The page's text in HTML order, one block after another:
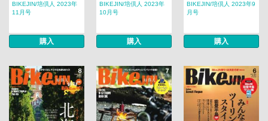
BIKEJIN/培倶人 2023年
11月号
購入
BIKEJIN/培倶人 2023年
10月号
購入
BIKEJIN/培倶人 2023年9
月号
購入